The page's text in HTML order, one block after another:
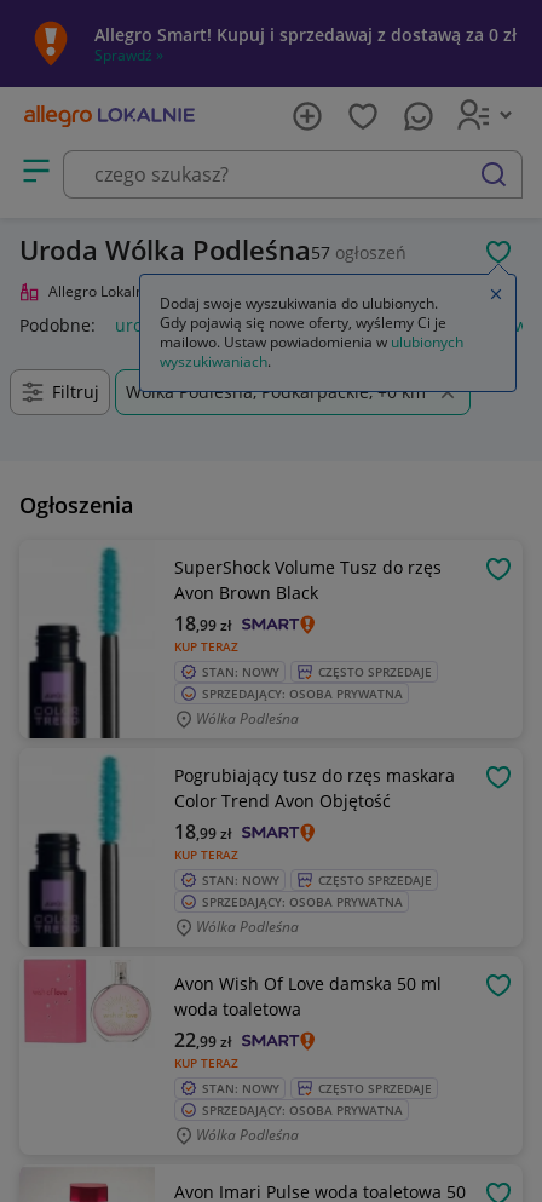
Allegro Smart! Kupuj i sprzedawaj z dostawą za 0 zł
Sprawdź »
Otwórz menu z kategoriami
szukaj
Uroda Wólka Podleśna57 ogłoszeń
Allegro Lokalnie
Podobne: uroda krem przeciw zmarszczkom uroda
Filtruj Wólka Podleśna, Podkarpackie, +0 km
Ogłoszenia
SuperShock Volume Tusz do rzęs
Avon Brown Black
KUP TERAZ
18,99zł
STAN: NOWY
CZĘSTO SPRZEDAJE
SPRZEDAJĄCY: OSOBA PRYWATNA
Wólka Podleśna
Pogrubiający tusz do rzęs maskara
Color Trend Avon Objętość
KUP TERAZ
18,99zł
STAN: NOWY
CZĘSTO SPRZEDAJE
SPRZEDAJĄCY: OSOBA PRYWATNA
Wólka Podleśna
Avon Wish Of Love damska 50 ml
woda toaletowa
KUP TERAZ
22,99zł
STAN: NOWY
CZĘSTO SPRZEDAJE
SPRZEDAJĄCY: OSOBA PRYWATNA
Wólka Podleśna
Avon Imari Pulse woda toaletowa 50
Dodaj swoje wyszukiwania do ulubionych.
Gdy pojawią się nowe oferty, wyślemy Ci je
mailowo. Ustaw powiadomienia w ulubionych
wyszukiwaniach.